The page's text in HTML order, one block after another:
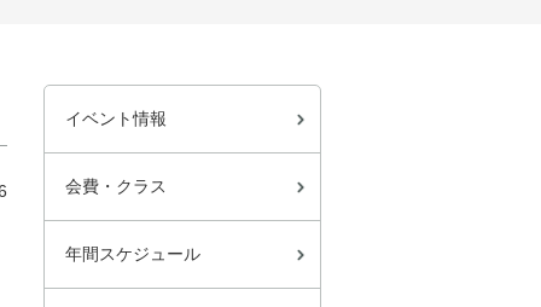
イベント情報
会費・クラス
年間スケジュール